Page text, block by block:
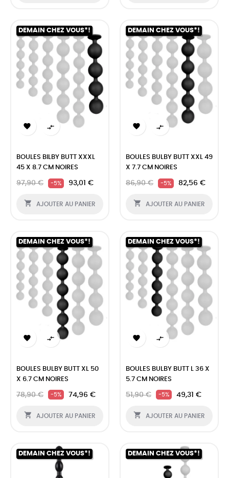
DEMAIN CHEZ VOUS*!
 
BOULES BILBY BUTT XXXL
45 X 8.7 CM NOIRES
97,90 € -5% 93,01 €
 AJOUTER AU PANIER
DEMAIN CHEZ VOUS*!
 
BOULES BULBY BUTT XXL 49
X 7.7 CM NOIRES
86,90 € -5% 82,56 €
 AJOUTER AU PANIER
DEMAIN CHEZ VOUS*!
 
BOULES BULBY BUTT XL 50
X 6.7 CM NOIRES
78,90 € -5% 74,96 €
 AJOUTER AU PANIER
DEMAIN CHEZ VOUS*!
 
BOULES BULBY BUTT L 36 X
5.7 CM NOIRES
51,90 € -5% 49,31 €
 AJOUTER AU PANIER
DEMAIN CHEZ VOUS*! DEMAIN CHEZ VOUS*!